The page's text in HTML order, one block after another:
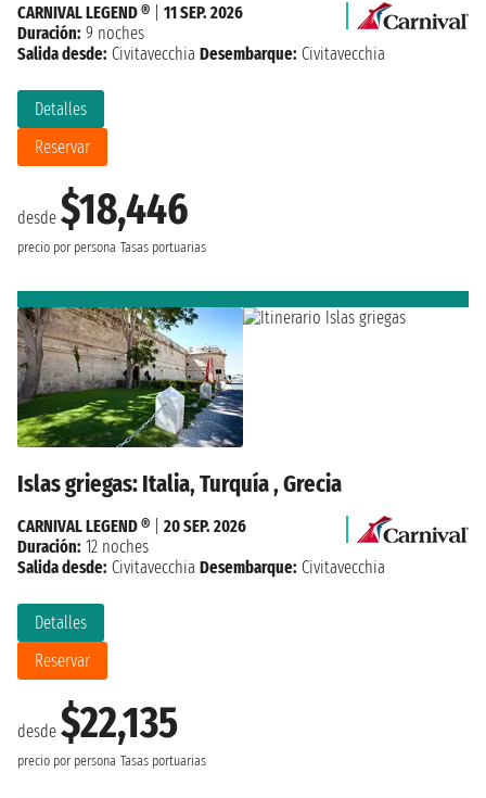
desde $18,446
precio por persona Tasas portuarias
Detalles
Reservar
CARNIVAL LEGEND ®
11 SEP. 2026
Duración: 9 noches
Salida desde: Civitavecchia Desembarque: Civitavecchia
Islas griegas: Italia, Turquía , Grecia
desde $22,135
precio por persona Tasas portuarias
Detalles
Reservar
CARNIVAL LEGEND ®
20 SEP. 2026
Duración: 12 noches
Salida desde: Civitavecchia Desembarque: Civitavecchia